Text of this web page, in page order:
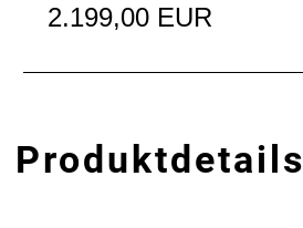
2.199,00 EUR
Produktdetails